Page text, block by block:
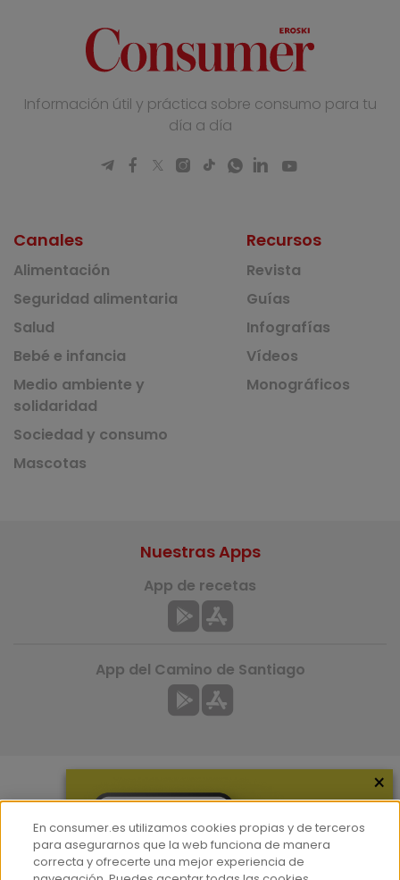
Información útil y práctica sobre consumo para tu
día a día
Canales
Alimentación
Seguridad alimentaria
Salud
Bebé e infancia
Medio ambiente y
solidaridad
Sociedad y consumo
Mascotas
Recursos
Revista
Guías
Infografías
Vídeos
Monográficos
Más información
¿Quiénes somos?
Hemeroteca
Nuestras Apps
App de recetas
App del Camino de Santiago
×
En consumer.es utilizamos cookies propias y de terceros
para asegurarnos que la web funciona de manera
correcta y ofrecerte una mejor experiencia de